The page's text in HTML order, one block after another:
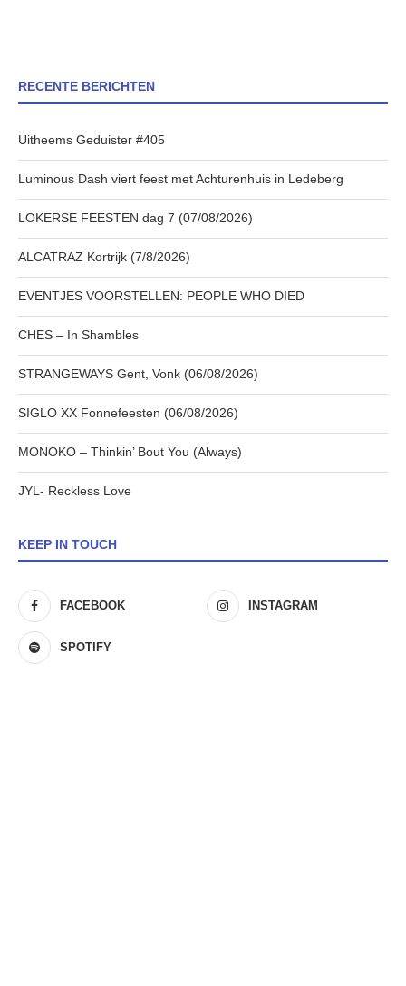
RECENTE BERICHTEN
Uitheems Geduister #405
Luminous Dash viert feest met Achturenhuis in Ledeberg
LOKERSE FEESTEN dag 7 (07/08/2026)
ALCATRAZ Kortrijk (7/8/2026)
EVENTJES VOORSTELLEN: PEOPLE WHO DIED
CHES – In Shambles
STRANGEWAYS Gent, Vonk (06/08/2026)
SIGLO XX Fonnefeesten (06/08/2026)
MONOKO – Thinkin’ Bout You (Always)
JYL- Reckless Love
KEEP IN TOUCH
FACEBOOK INSTAGRAM
SPOTIFY